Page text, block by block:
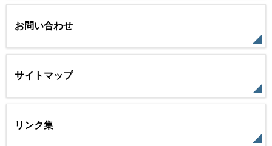
お問い合わせ
サイトマップ
リンク集